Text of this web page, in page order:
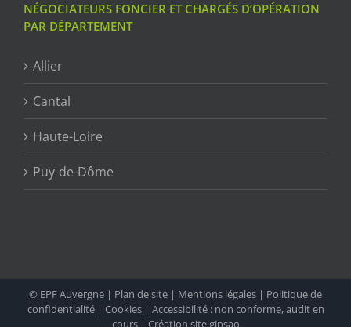
NÉGOCIATEURS FONCIER ET CHARGÉS D’OPÉRATION
PAR DÉPARTEMENT
Allier
Cantal
Haute-Loire
Puy-de-Dôme
© EPF Auvergne | Plan de site | Mentions légales | Politique de
confidentialité| Cookies| Accessibilité : non conforme, audit en
cours| Création site ginsao